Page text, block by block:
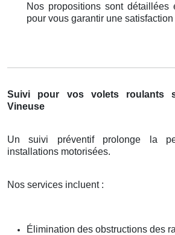
Nos propositions sont détaillées
pour vous garantir une satisfaction
Suivi pour vos volets roulants
Vineuse
Un suivi préventif prolonge la
installations motorisées.
Nos services incluent :
Élimination des obstructions des